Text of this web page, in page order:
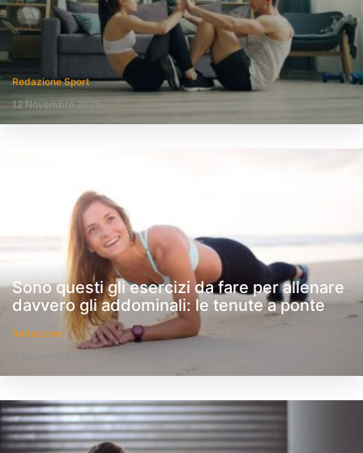
Redazione Sport
12 Novembre 2025
Sono questi gli esercizi da fare per allenare
davvero gli addominali: le tenute a ponte
Redazione